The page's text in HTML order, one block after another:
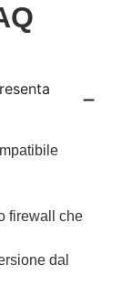
firewall che
dal